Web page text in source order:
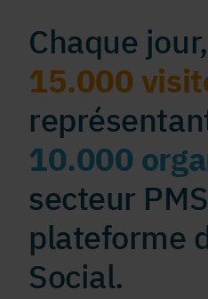
Chaque
15.000
10.000
secteur
plateforme
Social.